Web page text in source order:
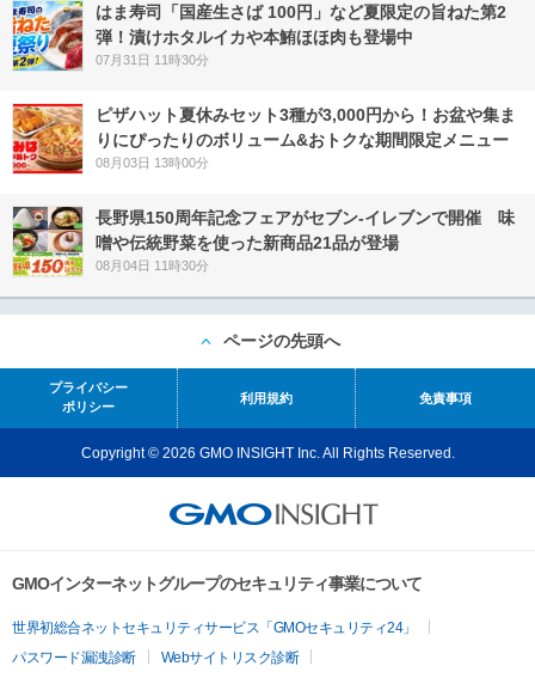
はま寿司「国産生さば 100円」など夏限定の旨ねた第2
弾！漬けホタルイカや本鮪ほほ肉も登場中
07月31日 11時30分
ピザハット夏休みセット3種が3,000円から！お盆や集ま
りにぴったりのボリューム&おトクな期間限定メニュー
08月03日 13時00分
長野県150周年記念フェアがセブン-イレブンで開催 味
噌や伝統野菜を使った新商品21品が登場
08月04日 11時30分
ページの先頭へ
プライバシー
ポリシー
利用規約 免責事項
Copyright © 2026 GMO INSIGHT Inc. All Rights Reserved.
GMOインターネットグループのセキュリティ事業について
世界初総合ネットセキュリティサービス「GMOセキュリティ24」
パスワード漏洩診断
Webサイトリスク診断